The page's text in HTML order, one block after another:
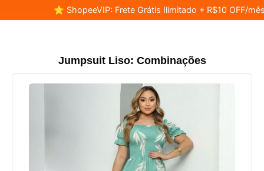
⭐ ShopeeVIP: Frete Grátis Ilimitado + R$10 OFF/
Jumpsuit Liso: Combinações